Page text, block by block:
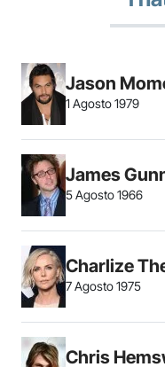
Jason
1 Agosto 1979
James
5 Agosto 1966
Charlize
7 Agosto 1975
Chris